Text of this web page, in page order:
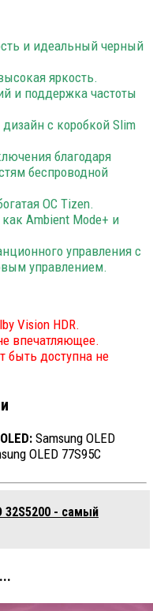
и идеальный черный
яркость.
и поддержка частоты
с коробкой Slim
благодаря
беспроводной
ОС Tizen.
Ambient Mode+ и
управления с
управлением.
Vision HDR.
впечатляющее.
быть доступна не
Samsung OLED
OLED 77S95C
32S5200 - самый